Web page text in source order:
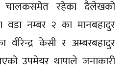
रहेका दैलेखको
वडा नम्बर २ का मानबहादुर
वीरेन्द्र केसी र अम्बरबहादुर
उपमेयर थापाले जनाकारी